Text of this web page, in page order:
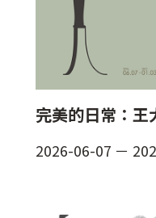
完美的日常：王
2026-06-07 －